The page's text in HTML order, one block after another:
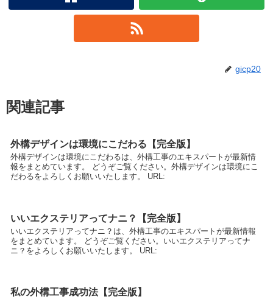
gicp20
関連記事
外構デザインは環境にこだわる【完全版】
外構デザインは環境にこだわるは、外構工事のエキスパートが最新情
報をまとめています。 どうぞご覧ください。外構デザインは環境にこ
だわるをよろしくお願いいたします。 URL:
いいエクステリアってナニ？【完全版】
いいエクステリアってナニ？は、外構工事のエキスパートが最新情報
をまとめています。 どうぞご覧ください。いいエクステリアってナ
ニ？をよろしくお願いいたします。 URL:
私の外構工事成功法【完全版】